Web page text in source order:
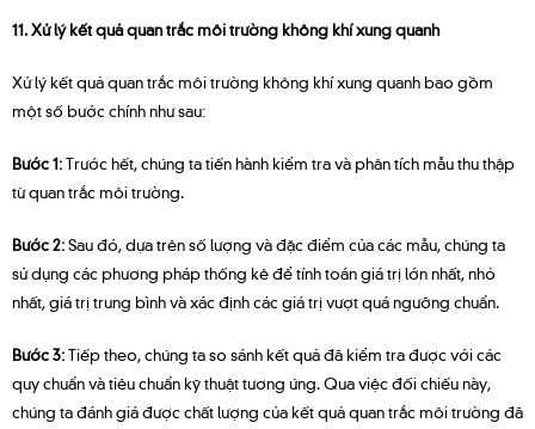
11. Xử lý kết quả quan trắc môi trường không khí xung quanh
Xử lý kết quả quan trắc môi trường không khí xung quanh bao gồm
một số bước chính như sau:
Bước 1:Trước hết, chúng ta tiến hành kiểm tra và phân tích mẫu thu thập
từ quan trắc môi trường.
Bước 2:Sau đó, dựa trên số lượng và đặc điểm của các mẫu, chúng ta
sử dụng các phương pháp thống kê để tính toán giá trị lớn nhất, nhỏ
nhất, giá trị trung bình và xác định các giá trị vượt quá ngưỡng chuẩn.
Bước 3:Tiếp theo, chúng ta so sánh kết quả đã kiểm tra được với các
quy chuẩn và tiêu chuẩn kỹ thuật tương ứng. Qua việc đối chiếu này,
chúng ta đánh giá được chất lượng của kết quả quan trắc môi trường đã